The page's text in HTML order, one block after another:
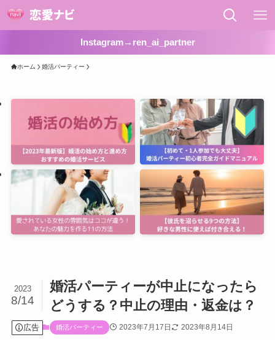
Instagram→ren_ai_partner
ホーム 婚活パーティー
婚活パーティーが中止になったら
どうする？中止の理由・返金は？
2023
8/14
広告 婚活パーティー 2023年7月17日 2023年8月14日